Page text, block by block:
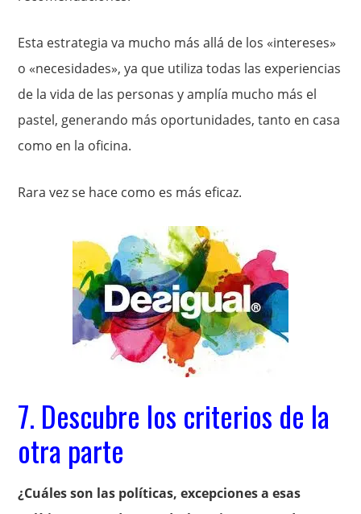
Esta estrategia va mucho más allá de los «intereses»
o «necesidades», ya que utiliza todas las experiencias
de la vida de las personas y amplía mucho más el
pastel, generando más oportunidades, tanto en casa
como en la oficina.
Rara vez se hace como es más eficaz.
7. Descubre los criterios de la
otra parte
¿Cuáles son las políticas, excepciones a esas